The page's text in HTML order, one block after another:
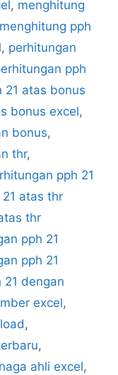
, menghitung
menghitung pph
, perhitungan
pph
21 atas bonus
bonus excel,
bonus,
thr,
pph 21
atas thr
thr
pph 21
pph 21
21 dengan
excel,
,
,
ahli excel,